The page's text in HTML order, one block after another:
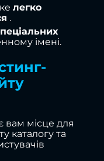
легко
.
імені.
вам місце для
каталогу та